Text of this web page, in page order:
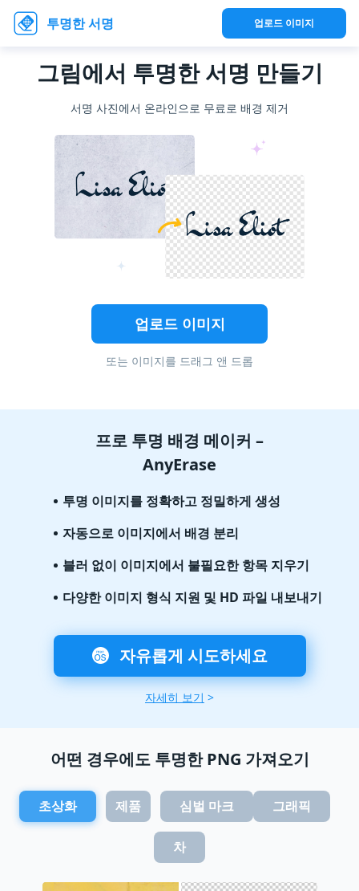
투명한 서명 업로드 이미지
그림에서 투명한 서명 만들기
서명 사진에서 온라인으로 무료로 배경 제거
업로드 이미지
또는 이미지를 드래그 앤 드롭
프로 투명 배경 메이커 –
AnyErase
투명 이미지를 정확하고 정밀하게 생성
자동으로 이미지에서 배경 분리
블러 없이 이미지에서 불필요한 항목 지우기
다양한 이미지 형식 지원 및 HD 파일 내보내기
자유롭게 시도하세요
자세히 보기 >
어떤 경우에도 투명한 PNG 가져오기
초상화 제품 심벌 마크 그래픽
차